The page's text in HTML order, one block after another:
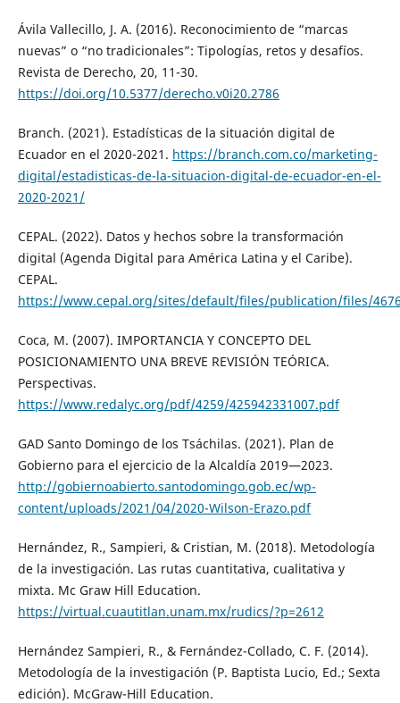
Ávila Vallecillo, J. A. (2016). Reconocimiento de “marcas
nuevas” o “no tradicionales”: Tipologías, retos y desafíos.
Revista de Derecho, 20, 11-30.
https://doi.org/10.5377/derecho.v0i20.2786
Branch. (2021). Estadísticas de la situación digital de
Ecuador en el 2020-2021. https://branch.com.co/marketing-
digital/estadisticas-de-la-situacion-digital-de-ecuador-en-el-
2020-2021/
CEPAL. (2022). Datos y hechos sobre la transformación
digital (Agenda Digital para América Latina y el Caribe).
CEPAL.
https://www.cepal.org/sites/default/files/publication/files/
Coca, M. (2007). IMPORTANCIA Y CONCEPTO DEL
POSICIONAMIENTO UNA BREVE REVISIÓN TEÓRICA.
Perspectivas.
https://www.redalyc.org/pdf/4259/425942331007.pdf
GAD Santo Domingo de los Tsáchilas. (2021). Plan de
Gobierno para el ejercicio de la Alcaldía 2019—2023.
http://gobiernoabierto.santodomingo.gob.ec/wp-
content/uploads/2021/04/2020-Wilson-Erazo.pdf
Hernández, R., Sampieri, & Cristian, M. (2018). Metodología
de la investigación. Las rutas cuantitativa, cualitativa y
mixta. Mc Graw Hill Education.
https://virtual.cuautitlan.unam.mx/rudics/?p=2612
Hernández Sampieri, R., & Fernández-Collado, C. F. (2014).
Metodología de la investigación (P. Baptista Lucio, Ed.; Sexta
edición). McGraw-Hill Education.